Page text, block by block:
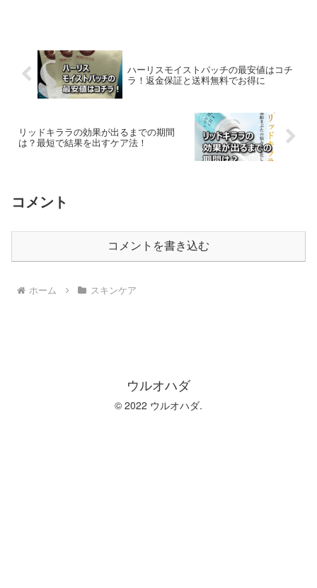
ハーリスモイストパッチの最安値はコチ
ラ！返金保証と送料無料でお得に
リッドキララの効果が出るまでの期間
は？最短で結果を出すケア法！
コメント
コメントを書き込む
ホーム スキンケア
ウルオハダ
© 2022 ウルオハダ.